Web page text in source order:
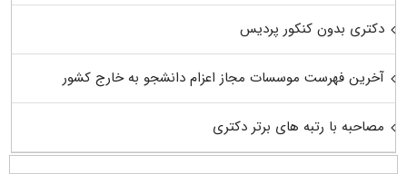
دکتری بدون کنکور پردیس
آخرین فهرست موسسات مجاز اعزام دانشجو به خارج کشور
مصاحبه با رتبه های برتر دکتری